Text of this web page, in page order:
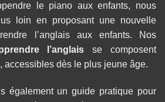
le piano aux enfants, nous
loin en proposant une nouvelle
l’anglais aux enfants. Nos
l’anglais se composent
accessibles dès le plus jeune âge.
également un guide pratique pour